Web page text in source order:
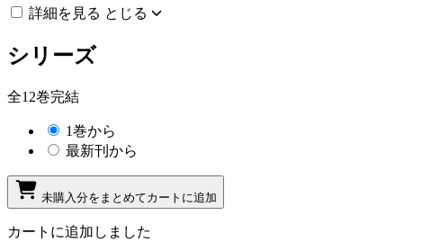
詳細を見る とじる
シリーズ
全12巻完結
1巻から
最新刊から
未購入分をまとめてカートに追加
カートに追加しました